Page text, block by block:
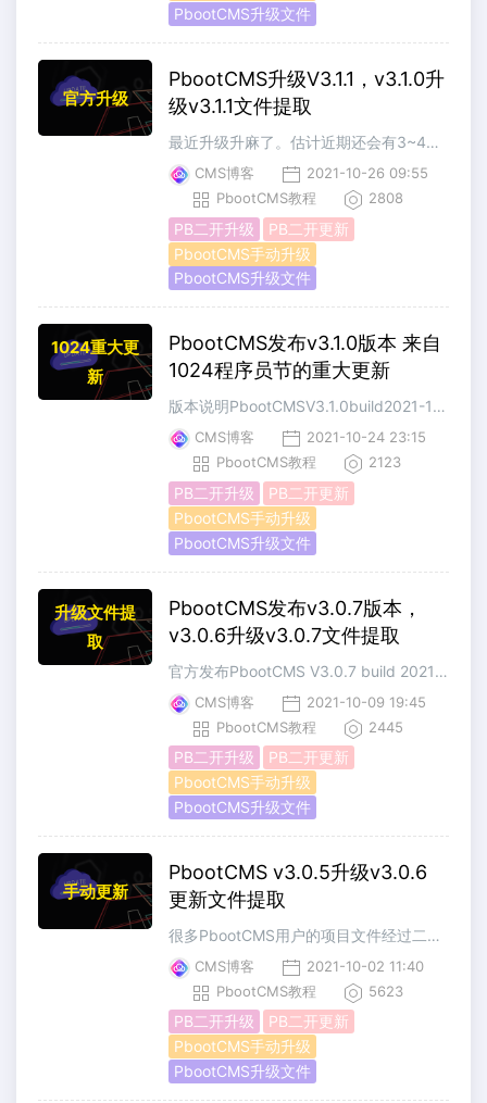
PbootCMS升级文件
官方升级
PbootCMS升级V3.1.1，v3.1.0升
级v3.1.1文件提取
最近升级升麻了。估计近期还会有3~4波更新，敬请期待吧...官方发布PbootCMS V3.1.1 build 2021-10-261、修复上版本sitemap短路径模式不统一问题；2、修复栏目名称必填导致外链跳转栏目无法添加；3、修复数据库备份引号未转义问题；4、优化栏目管理跳转内容支持跳转指定子栏目；5、优化会话清
CMS博客
2021-10-26 09:55
PbootCMS教程
2808
PB二开升级
PB二开更新
PbootCMS手动升级
PbootCMS升级文件
1024重大更
新
PbootCMS发布v3.1.0版本 来自
1024程序员节的重大更新
版本说明PbootCMSV3.1.0build2021-10-241、修复地址串栏目及模型可访问问题；2、优化if语句执行性能提高系统速度；3、新增详情页URL路径支持层级路径定义；4、新增后台栏目及内容开关无刷新操作；5、新增文章新增时自动提取缩略图；6、新增后台栏目管理跳转文章链接；7、新增文章扩展字段多图类型的支持；
CMS博客
2021-10-24 23:15
PbootCMS教程
2123
PB二开升级
PB二开更新
PbootCMS手动升级
PbootCMS升级文件
升级文件提
取
PbootCMS发布v3.0.7版本，
v3.0.6升级v3.0.7文件提取
官方发布PbootCMS V3.0.7 build 2021-10-091、新增列表页自定义多层级路径的支持；2、新增专题单页多图的标题支持；3、新增后台清理站点内会话目录的功能(右上角)；4、去除错误页面显示的服务器信息；更新文件下载地址：
CMS博客
2021-10-09 19:45
PbootCMS教程
2445
PB二开升级
PB二开更新
PbootCMS手动升级
PbootCMS升级文件
手动更新
PbootCMS v3.0.5升级v3.0.6
更新文件提取
很多PbootCMS用户的项目文件经过二次开发，二开后的版本就不再适合使用官方的在线升级功能，当想要升级同步官方版本的时候只能手动对比合并文件。从v3.0.5版本开始，本站将免费提供升级提取文件。方便大家进行手动升级。减少对比合并代码的工作量。手动更新教程PbootCMS手动更新教程，直接上传送门：PbootCms二开后手动升级
CMS博客
2021-10-02 11:40
PbootCMS教程
5623
PB二开升级
PB二开更新
PbootCMS手动升级
PbootCMS升级文件